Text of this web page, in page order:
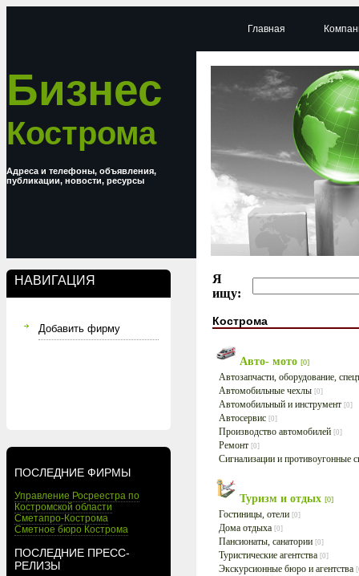
Бизнес
Кострома
Адреса и телефоны, объявления,
публикации, новости, ресурсы
НАВИГАЦИЯ
Добавить фирму
ПОСЛЕДНИЕ ФИРМЫ
Управление Росреестра по
Костромской области
Сметапро-Кострома
Сметное бюро Кострома
ПОСЛЕДНИЕ ПРЕСС-
РЕЛИЗЫ
Главная
Я
ищу:
Кострома
Авто- мото [0]
Автозапчасти, оборудование,
Автомобильные чехлы [0]
Автомобильный и инструмент [0]
Автосервис [0]
Производство автомобилей [0]
Ремонт [0]
Сигнализации и противоугонные
Туризм и отдых [0]
Гостиницы, отели [0]
Дома отдыха [0]
Пансионаты, санатории [0]
Туристические агентства [0]
Экскурсионные бюро и агентства